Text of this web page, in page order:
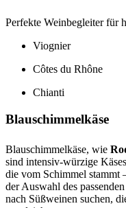
Perfekte Weinbegleiter für
Viognier
Côtes du Rhône
Chianti
Blauschimmelkäse
Blauschimmelkäse, wie
sind intensiv-würzige
die vom Schimmel stammt
der Auswahl des
nach Süßweinen suchen,